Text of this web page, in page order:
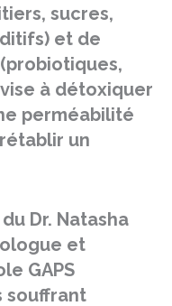
sucres,
et de
à détoxiquer
perméabilité
un
Dr. Natasha
et
GAPS
souffrant